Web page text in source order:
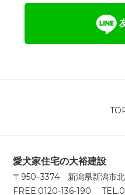
愛犬家住宅の大裕建設
〒950–3374 新潟県新潟市北
FREE.0120-136-190